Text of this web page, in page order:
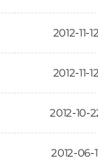
2012-11-12
2012-11-12
2012-10-
2012-06-